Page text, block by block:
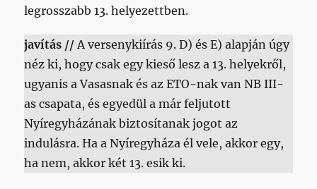
legrosszabb 13. helyezettben.
javítás //A versenykiírás 9. D) és E) alapján úgy
néz ki, hogy csak egy kieső lesz a 13. helyekről,
ugyanis a Vasasnak és az ETO-nak van NB III-
as csapata, és egyedül a már feljutott
Nyíregyházának biztosítanak jogot az
indulásra. Ha a Nyíregyháza él vele, akkor egy,
ha nem, akkor két 13. esik ki.